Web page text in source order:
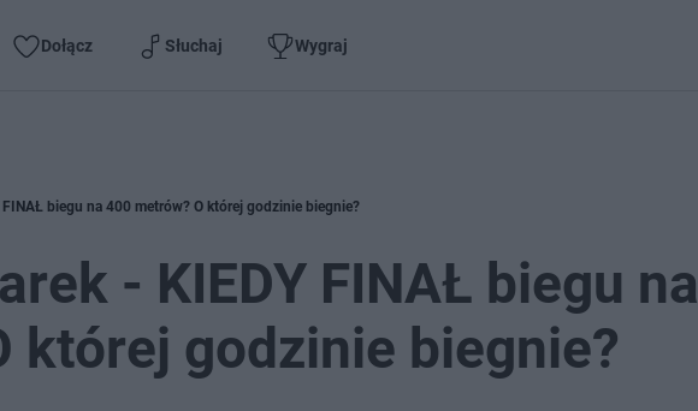
Dołącz Słuchaj Wygraj
FINAŁ biegu na 400 metrów? O której godzinie biegnie?
- KIEDY FINAŁ biegu na
której godzinie biegnie?